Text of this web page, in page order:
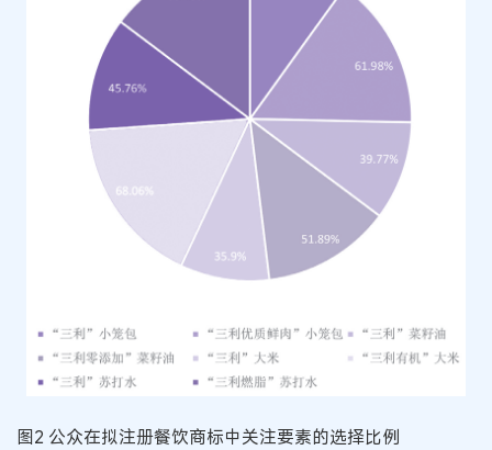
图2 公众在拟注册餐饮商标中关注要素的选择比例